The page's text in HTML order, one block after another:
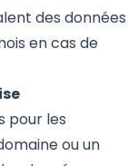
des données
en cas de
pour les
ou un